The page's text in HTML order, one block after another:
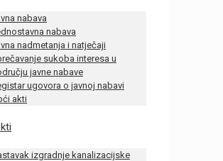
nabava
nabava
nadmetanja i natječaji
sukoba interesa u
javne nabave
ugovora o javnoj nabavi
akti
izgradnje kanalizacijske